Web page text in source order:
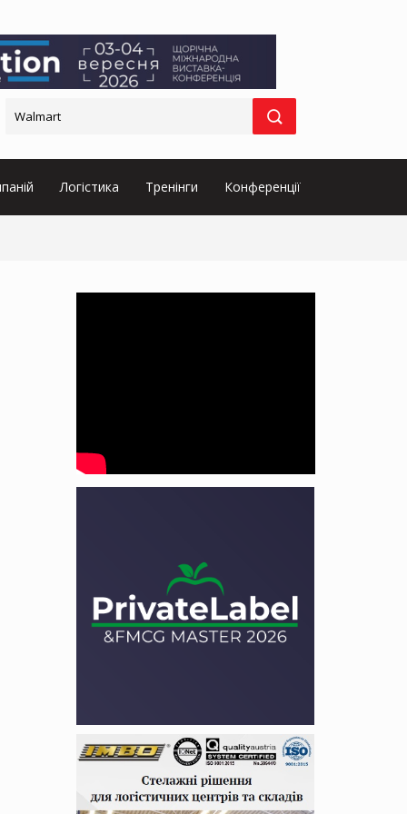
Логістика Тренінги Конференції